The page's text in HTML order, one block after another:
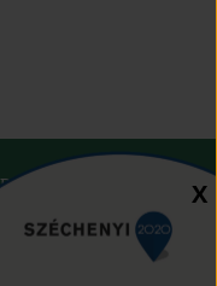
X
NEW
WINDOW)